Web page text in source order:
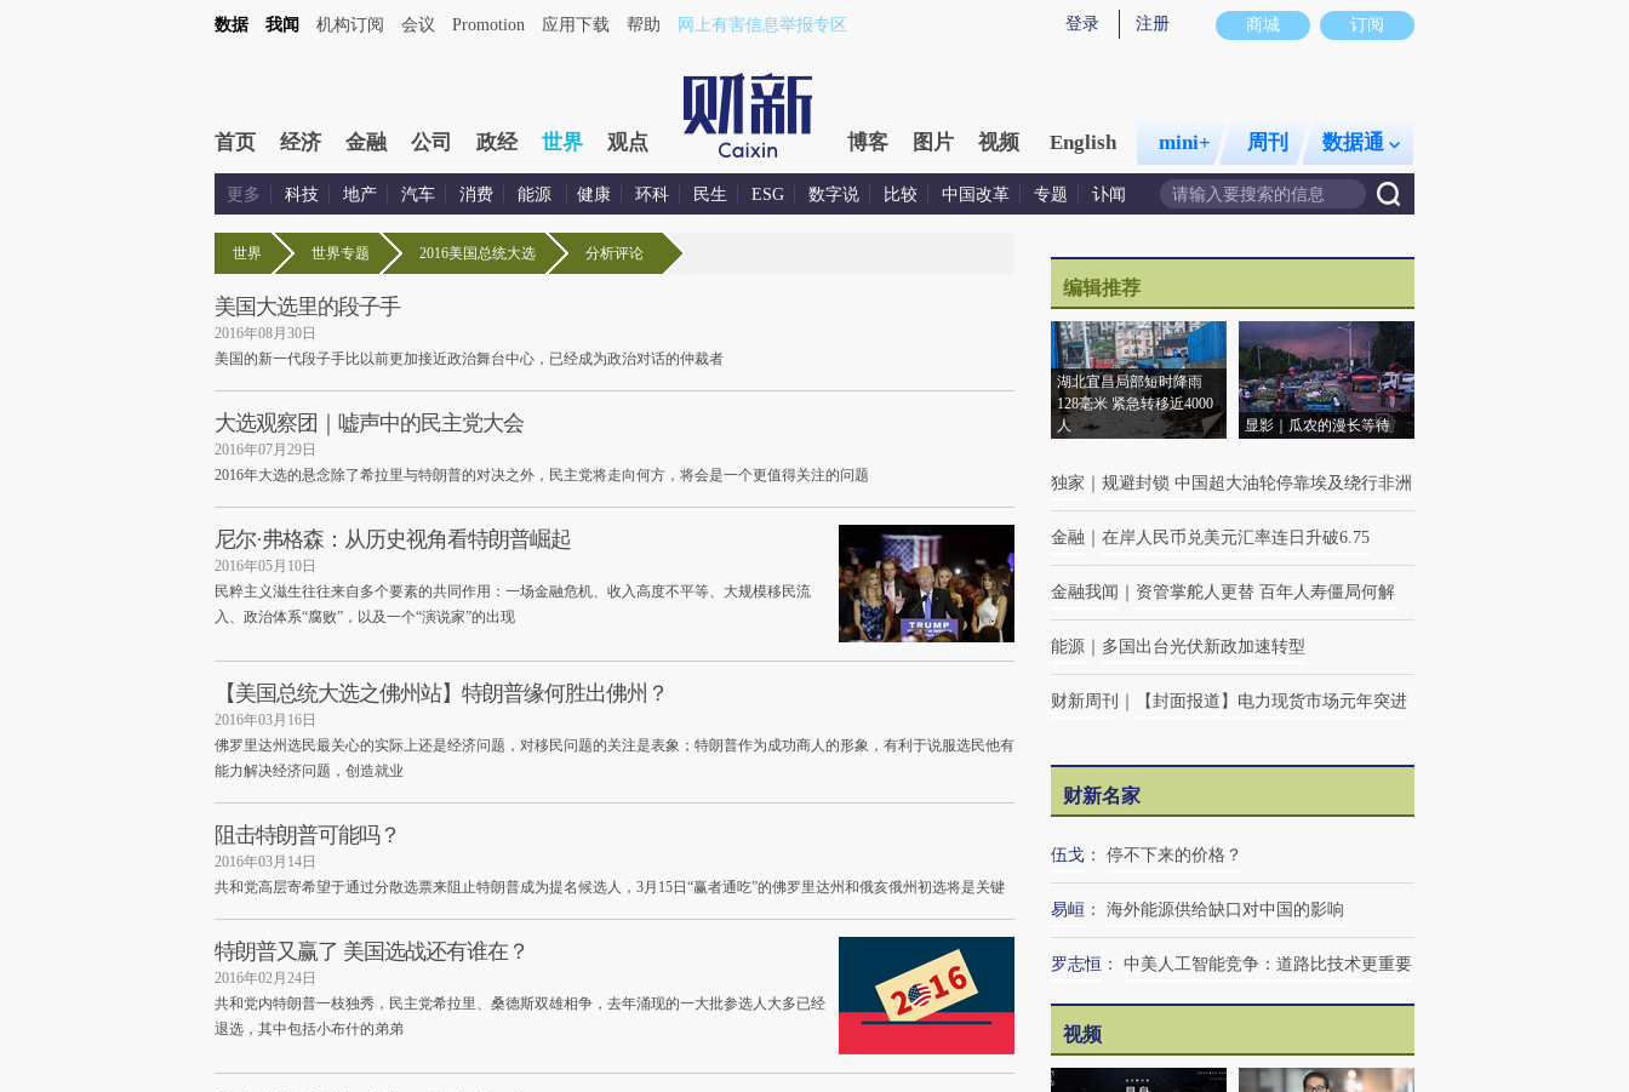
商城 订阅
登录 注册
数据 我闻 机构订阅 会议 Promotion 应用下载 帮助 网上有害信息举报专区
首页 经济 金融 公司 政经 世界 观点 博客 图片 视频 English mini+ 周刊 数据通
更多 科技 地产 汽车 消费 能源 健康 环科 民生 ESG 数字说 比较 中国改革 专题 讣闻
世界 世界专题 2016美国总统大选 分析评论
美国大选里的段子手
2016年08月30日
美国的新一代段子手比以前更加接近政治舞台中心，已经成为政治对话的仲裁者
大选观察团｜嘘声中的民主党大会
2016年07月29日
2016年大选的悬念除了希拉里与特朗普的对决之外，民主党将走向何方，将会是一个更值得关注的问题
尼尔·弗格森：从历史视角看特朗普崛起
2016年05月10日
民粹主义滋生往往来自多个要素的共同作用：一场金融危机、收入高度不平等、大规模移民流
入、政治体系“腐败”，以及一个“演说家”的出现
【美国总统大选之佛州站】特朗普缘何胜出佛州？
2016年03月16日
佛罗里达州选民最关心的实际上还是经济问题，对移民问题的关注是表象；特朗普作为成功商人的形象，有利于说服选民他有
能力解决经济问题，创造就业
阻击特朗普可能吗？
2016年03月14日
共和党高层寄希望于通过分散选票来阻止特朗普成为提名候选人，3月15日“赢者通吃”的佛罗里达州和俄亥俄州初选将是关键
特朗普又赢了 美国选战还有谁在？
2016年02月24日
共和党内特朗普一枝独秀，民主党希拉里、桑德斯双雄相争，去年涌现的一大批参选人大多已经
退选，其中包括小布什的弟弟
编辑推荐
湖北宜昌局部短时降雨
128毫米 紧急转移近4000
人
显影｜瓜农的漫长等待
独家 规避封锁 中国超大油轮停靠埃及绕行非洲
金融 在岸人民币兑美元汇率连日升破6.75
金融我闻 资管掌舵人更替 百年人寿僵局何解
能源 多国出台光伏新政加速转型
财新周刊 【封面报道】电力现货市场元年突进
财新名家
伍戈 ： 停不下来的价格？
易峘 ： 海外能源供给缺口对中国的影响
罗志恒 ： 中美人工智能竞争：道路比技术更重要
视频